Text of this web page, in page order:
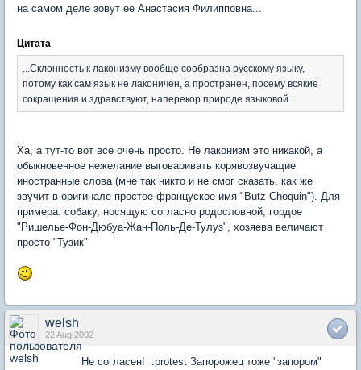
на самом деле зовут ее Анастасия Филипповна...
Цитата
...Склонность к лаконизму вообще сообразна русскому языку,
потому как сам язык не лаконичен, а пространен, посему всякие
сокращения и здравствуют, наперекор природе языковой...
Ха, а тут-то вот все очень просто. Не лаконизм это никакой, а
обыкновенное нежелание выговаривать корявозвучащие
иностранные слова (мне так никто и не смог сказать, как же
звучит в оригинале простое француское имя "Butz Choquin"). Для
примера: собаку, носящую согласно родословной, гордое
"Ришелье-Фон-Дюбуа-Жан-Поль-Де-Тулуз", хозяева величают
просто "Тузик"
welsh
22 Aug 2002
Не согласен! :protest Запорожец тоже "запором"